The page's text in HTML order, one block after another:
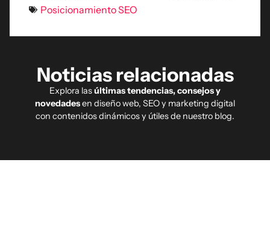
Posicionamiento SEO
Noticias relacionadas
Explora lasúltimas tendencias, consejos y
novedadesen diseño web, SEO y marketing digital
con contenidos dinámicos y útiles de nuestro blog.